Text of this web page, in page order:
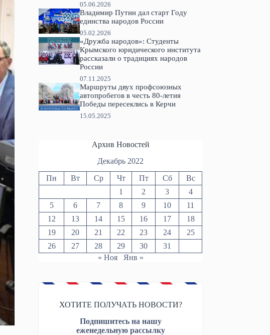
05.06.2026
Владимир Путин дал старт Году
единства народов России
05.02.2026
«Дружба народов»: Студенты
Крымского юридического института
рассказали о традициях народов
России
07.11.2025
Маршруты двух профсоюзных
автопробегов в честь 80-летия
Победы пересеклись в Керчи
15.05.2025
Архив Новостей
Декабрь 2022
Пн Вт Ср Чт Пт Сб
Вс
1
2 3
4
5
6 7 8 9 10
11
12
13 14 15 16 17
18
19
20 21 22 23 24
25
26
27 28 29 30
31
« Ноя
Янв »
ХОТИТЕ ПОЛУЧАТЬ НОВОСТИ?
Подпишитесь на нашу
еженедельную рассылку